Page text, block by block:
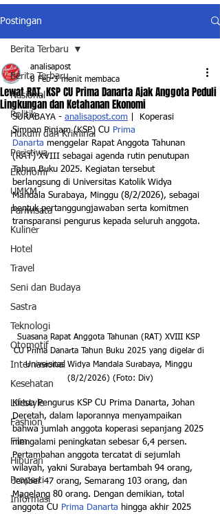
Postingan
Berita Terbaru
Nasional
Politik
Hukum dan Kriminal
Peristiwa
Ekonomi
UMKM
Pariwisata
Kuliner
Hotel
Travel
Seni dan Budaya
Sastra
Teknologi
Otomotif
Internasional
Kesehatan
Lifestyle
Fashion
Film
Hiburan
Properti
Informasi
Berita Terbaru
Lewat RAT, KSP CU Prima Danarta Ajak Anggota Peduli
Lingkungan dan Ketahanan Ekonomi
analisapost
8 Feb 3 menit membaca
SURABAYA - analisapost.com |  Koperasi
Simpan Pinjam (KSP) CU Prima
Danarta menggelar Rapat Anggota Tahunan
(RAT) XVIII sebagai agenda rutin penutupan
Tahun Buku 2025. Kegiatan tersebut
berlangsung di Universitas Katolik Widya
Mandala Surabaya, Minggu (8/2/2026), sebagai
bentuk pertanggungjawaban serta komitmen
transparansi pengurus kepada seluruh anggota.
Suasana Rapat Anggota Tahunan (RAT) XVIII KSP
CU Prima Danarta Tahun Buku 2025 yang digelar di
Universitas Widya Mandala Surabaya, Minggu
(8/2/2026) (Foto: Div)
Ketua Pengurus KSP CU Prima Danarta, Johan
Deretah, dalam laporannya menyampaikan
bahwa jumlah anggota koperasi sepanjang 2025
mengalami peningkatan sebesar 6,4 persen.
Pertambahan anggota tercatat di sejumlah
wilayah, yakni Surabaya bertambah 94 orang,
Jember 47 orang, Semarang 103 orang, dan
Magelang 80 orang. Dengan demikian, total
anggota CU Prima Danarta hingga akhir 2025